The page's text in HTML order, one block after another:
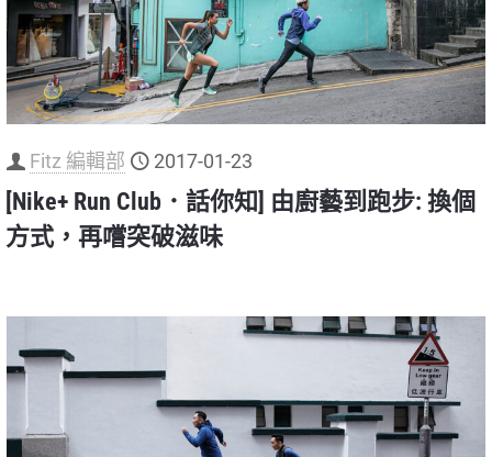
Fitz 編輯部 2017-01-23
[Nike+ Run Club．話你知] 由廚藝到跑步: 換個
方式，再嚐突破滋味